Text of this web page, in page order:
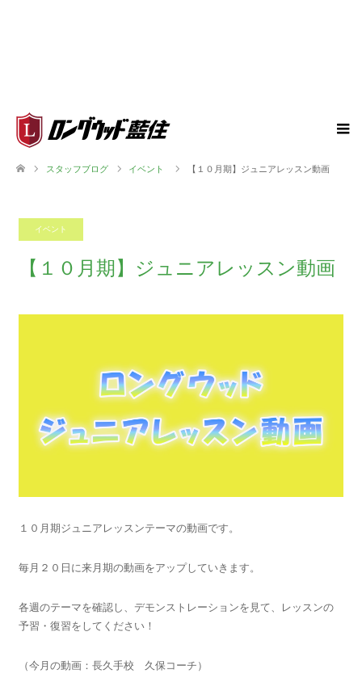
スタッフブログ イベント 【１０月期】ジュニアレッスン動画
イベント
【１０月期】ジュニアレッスン動画
１０月期ジュニアレッスンテーマの動画です。
毎月２０日に来月期の動画をアップしていきます。
各週のテーマを確認し、デモンストレーションを見て、レッスンの
予習・復習をしてください！
（今月の動画：長久手校 久保コーチ）